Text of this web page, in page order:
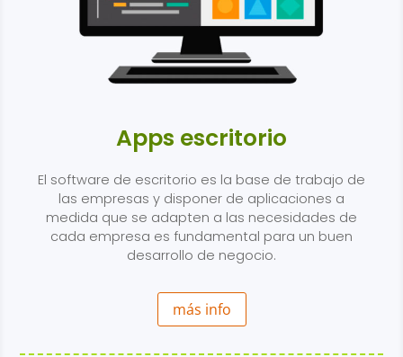
Apps escritorio
El software de escritorio es la base de trabajo de
las empresas y disponer de aplicaciones a
medida que se adapten a las necesidades de
cada empresa es fundamental para un buen
desarrollo de negocio.
más info